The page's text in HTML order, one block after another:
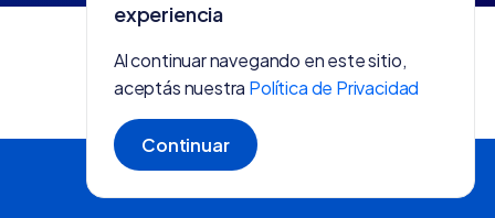
experiencia
Al continuar navegando en este sitio,
aceptás nuestra Política de Privacidad
Continuar
Crear tienda gratis